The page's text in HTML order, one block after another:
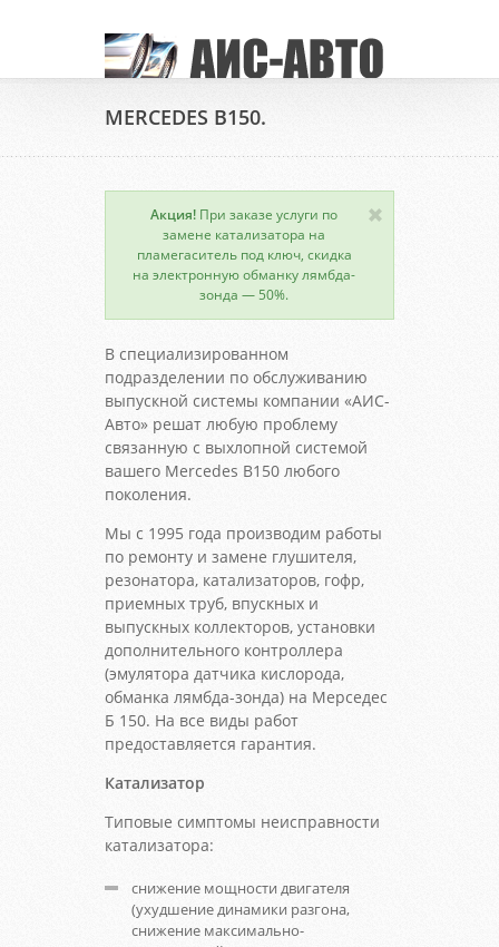
MERCEDES B150.
Акция! При заказе услуги по
замене катализатора на
пламегаситель под ключ, скидка
на электронную обманку лямбда-
зонда — 50%.
В специализированном
подразделении по обслуживанию
выпускной системы компании «АИС-
Авто» решат любую проблему
связанную с выхлопной системой
вашего Mercedes B150 любого
поколения.
Мы с 1995 года производим работы
по ремонту и замене глушителя,
резонатора, катализаторов, гофр,
приемных труб, впускных и
выпускных коллекторов, установки
дополнительного контроллера
(эмулятора датчика кислорода,
обманка лямбда-зонда) на Мерседес
Б 150. На все виды работ
предоставляется гарантия.
Катализатор
Типовые симптомы неисправности
катализатора:
снижение мощности двигателя
(ухудшение динамики разгона,
снижение максимально-